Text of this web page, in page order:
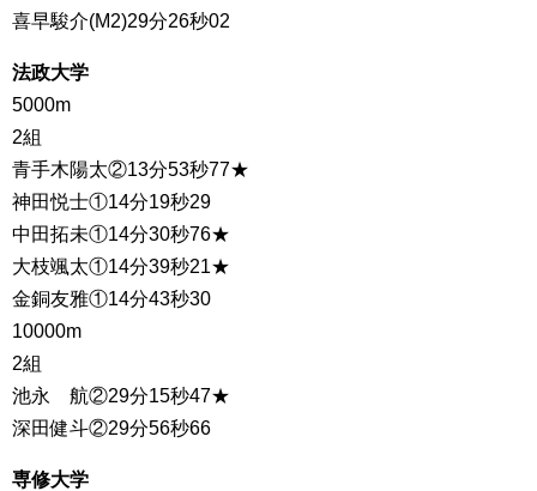
喜早駿介(M2)29分26秒02
法政大学
5000m
2組
青手木陽太②13分53秒77★
神田悦士①14分19秒29
中田拓未①14分30秒76★
大枝颯太①14分39秒21★
金銅友雅①14分43秒30
10000m
2組
池永 航②29分15秒47★
深田健斗②29分56秒66
専修大学